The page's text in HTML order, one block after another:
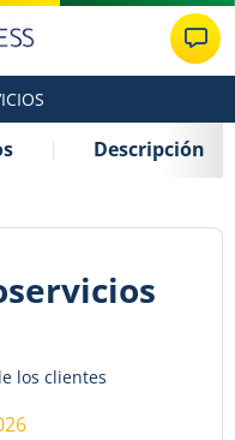
Descripción
los clientes